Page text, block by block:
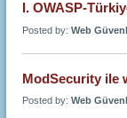
I. OWASP-
Posted by: Web
ModSecurity ile
Posted by: Web